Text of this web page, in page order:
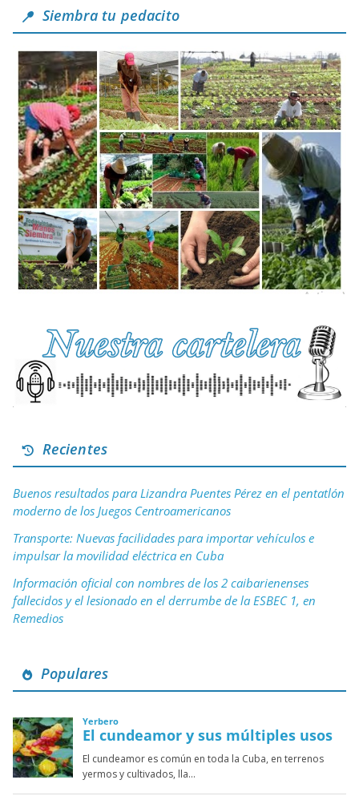
Siembra tu pedacito
Recientes
Buenos resultados para Lizandra Puentes Pérez en el pentatlón
moderno de los Juegos Centroamericanos
Transporte: Nuevas facilidades para importar vehículos e
impulsar la movilidad eléctrica en Cuba
Información oficial con nombres de los 2 caibarienenses
fallecidos y el lesionado en el derrumbe de la ESBEC 1, en
Remedios
Populares